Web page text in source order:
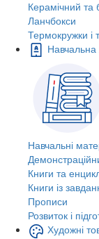
Керамічний та
Ланчбокси
Термокружки і
Навчальна
Навчальні
Книги та
Книги із
Прописи
Розвиток і
Художні